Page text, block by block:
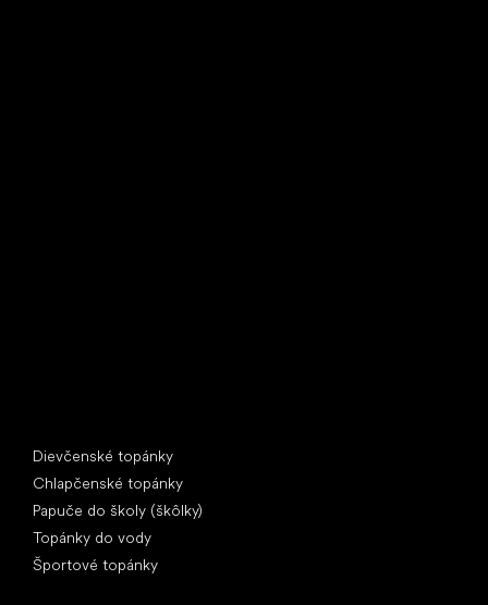
Dievčenské topánky
Chlapčenské topánky
Papuče do školy (škôlky)
Topánky do vody
Športové topánky